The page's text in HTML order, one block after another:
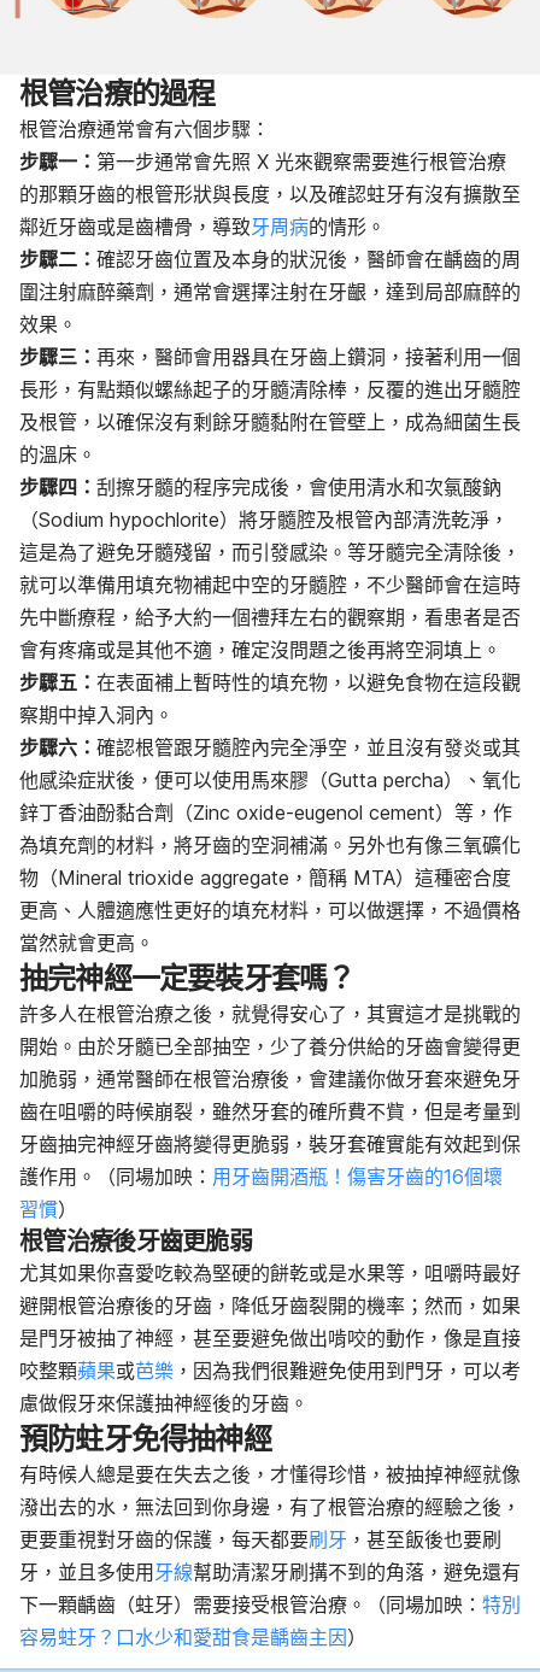
根管治療的過程
根管治療通常會有六個步驟：
步驟一： 第一步通常會先照 X 光來觀察需要進行根管治療
的那顆牙齒的根管形狀與長度，以及確認蛀牙有沒有擴散至
鄰近牙齒或是齒槽骨，導致牙周病的情形。
步驟二： 確認牙齒位置及本身的狀況後，醫師會在齲齒的周
圍注射麻醉藥劑，通常會選擇注射在牙齦，達到局部麻醉的
效果。
步驟三： 再來，醫師會用器具在牙齒上鑽洞，接著利用一個
長形，有點類似螺絲起子的牙髓清除棒，反覆的進出牙髓腔
及根管，以確保沒有剩餘牙髓黏附在管壁上，成為細菌生長
的溫床。
步驟四： 刮擦牙髓的程序完成後，會使用清水和次氯酸鈉
（Sodium hypochlorite）將牙髓腔及根管內部清洗乾淨，
這是為了避免牙髓殘留，而引發感染。等牙髓完全清除後，
就可以準備用填充物補起中空的牙髓腔，不少醫師會在這時
先中斷療程，給予大約一個禮拜左右的觀察期，看患者是否
會有疼痛或是其他不適，確定沒問題之後再將空洞填上。
步驟五： 在表面補上暫時性的填充物，以避免食物在這段觀
察期中掉入洞內。
步驟六： 確認根管跟牙髓腔內完全淨空，並且沒有發炎或其
他感染症狀後，便可以使用馬來膠（Gutta percha）、氧化
鋅丁香油酚黏合劑（Zinc oxide-eugenol cement）等，作
為填充劑的材料，將牙齒的空洞補滿。另外也有像三氧礦化
物（Mineral trioxide aggregate ，簡稱 MTA）這種密合度
更高、人體適應性更好的填充材料，可以做選擇，不過價格
當然就會更高。
抽完神經一定要裝牙套嗎？
許多人在根管治療之後，就覺得安心了，其實這才是挑戰的
開始。由於牙髓已全部抽空，少了養分供給的牙齒會變得更
加脆弱，通常醫師在根管治療後，會建議你做牙套來避免牙
齒在咀嚼的時候崩裂 ，雖然牙套的確所費不貲，但是考量到
牙齒抽完神經牙齒將變得更脆弱，裝牙套確實能有效起到保
護作用。
（同場加映： 用牙齒開酒瓶！傷害牙齒的16個壞
習慣）
根管治療後牙齒更脆弱
尤其如果你喜愛吃較為堅硬的餅乾或是水果等，咀嚼時最好
避開根管治療後的牙齒，降低牙齒裂開的機率；然而，如果
是門牙被抽了神經，甚至要避免做出啃咬的動作，像是直接
咬整顆蘋果或芭樂 ，因為我們很難避免使用到門牙，可以考
慮做假牙來保護抽神經後的牙齒。
預防蛀牙免得抽神經
有時候人總是要在失去之後，才懂得珍惜，被抽掉神經就像
潑出去的水，無法回到你身邊，有了根管治療的經驗之後，
更要重視對牙齒的保護，每天都要刷牙 ，甚至飯後也要刷
牙，並且多使用 牙線幫助清潔牙刷搆不到的角落，避免還有
下一顆齲齒（蛀牙）需要接受根管治療。
（同場加映： 特別
容易蛀牙？口水少和愛甜食是齲齒主因）